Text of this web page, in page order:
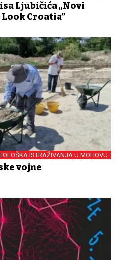
Ljubičića „Novi
Croatia”
ISTRAŽIVANJA U MOHOVU
vojne